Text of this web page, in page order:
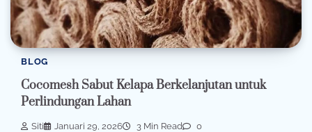
BLOG
Cocomesh Sabut Kelapa Berkelanjutan untuk
Perlindungan Lahan
Siti Januari 29, 2026 3 Min Read 0